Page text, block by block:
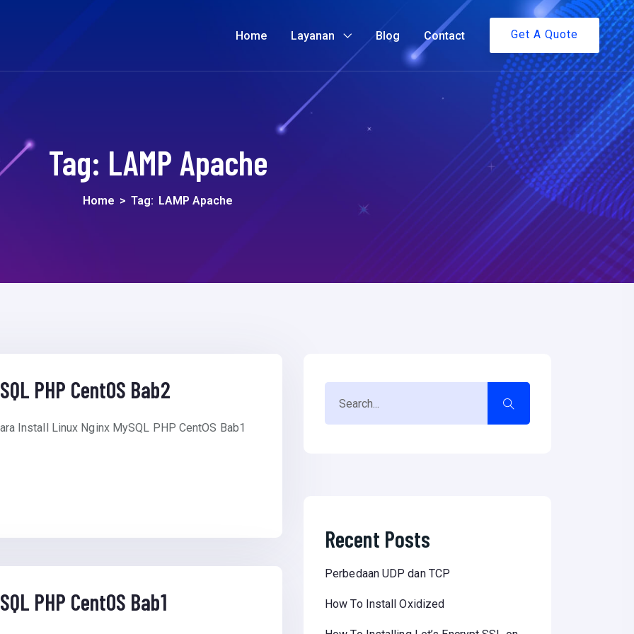
Home Layanan Blog Contact Get A Quote
Tag: LAMP Apache
Home > Tag: LAMP Apache
PHP CentOS Bab2
Install Linux Nginx MySQL PHP CentOS Bab1
PHP CentOS Bab1
Recent Posts
Perbedaan UDP dan TCP
How To Install Oxidized